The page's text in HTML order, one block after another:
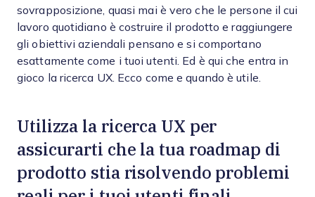
sovrapposizione, quasi mai è vero che le persone il cui
lavoro quotidiano è costruire il prodotto e raggiungere
gli obiettivi aziendali pensano e si comportano
esattamente come i tuoi utenti. Ed è qui che entra in
gioco la ricerca UX. Ecco come e quando è utile.
Utilizza la ricerca UX per
assicurarti che la tua roadmap di
prodotto stia risolvendo problemi